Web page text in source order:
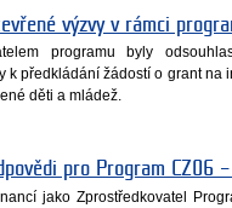
výzvy v rámci
programu byly
k předkládání žádostí o grant
děti a mládež.
pro Program CZ06
jako Zprostředkovatel